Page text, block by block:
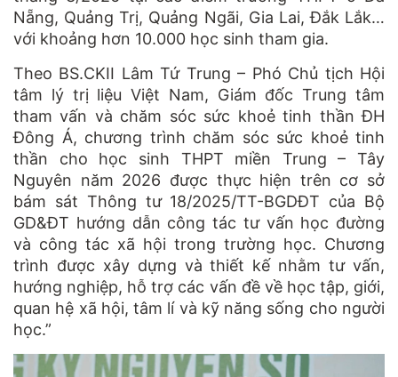
Nẵng, Quảng Trị, Quảng Ngãi, Gia Lai, Đắk Lắk…
với khoảng hơn 10.000 học sinh tham gia.
Theo BS.CKII Lâm Tứ Trung – Phó Chủ tịch Hội
tâm lý trị liệu Việt Nam, Giám đốc Trung tâm
tham vấn và chăm sóc sức khoẻ tinh thần ĐH
Đông Á, chương trình chăm sóc sức khoẻ tinh
thần cho học sinh THPT miền Trung – Tây
Nguyên năm 2026 được thực hiện trên cơ sở
bám sát Thông tư 18/2025/TT-BGDĐT của Bộ
GD&ĐT hướng dẫn công tác tư vấn học đường
và công tác xã hội trong trường học. Chương
trình được xây dựng và thiết kế nhằm tư vấn,
hướng nghiệp, hỗ trợ các vấn đề về học tập, giới,
quan hệ xã hội, tâm lí và kỹ năng sống cho người
học.”